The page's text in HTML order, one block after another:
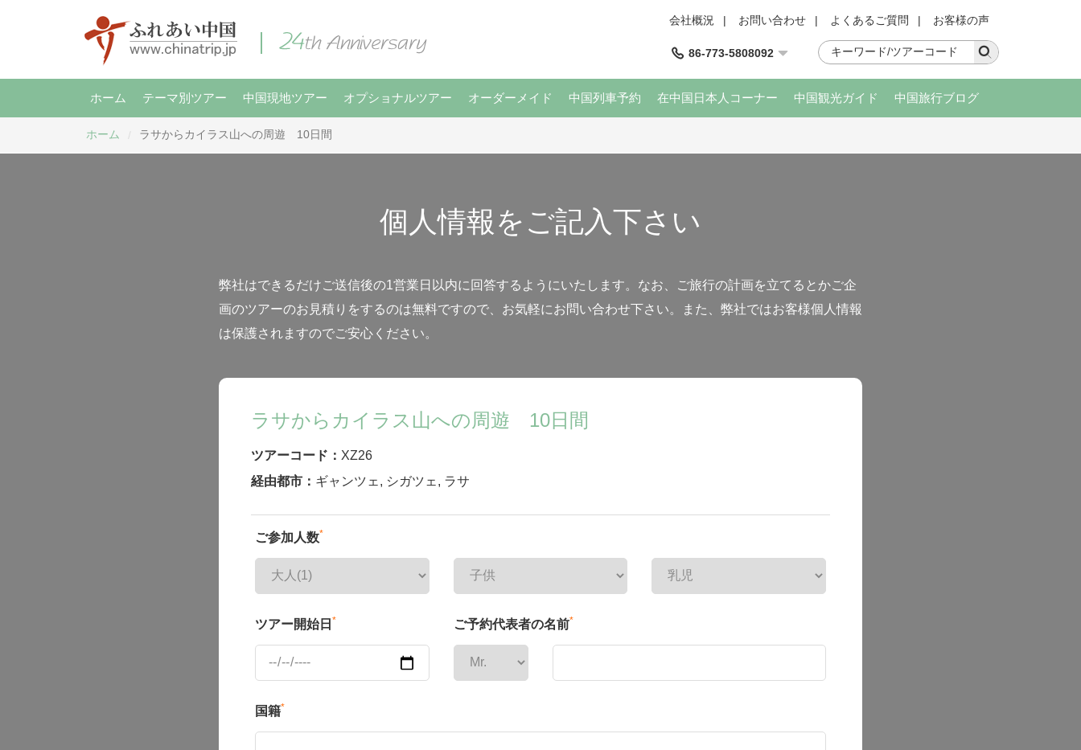
会社概況 | お問い合わせ | よくあるご質問 | お客様の声
86-773-5808092
ホーム テーマ別ツアー 中国現地ツアー オプショナルツアー オーダーメイド 中国列車予約 在中国日本人コーナー 中国観光ガイド 中国旅行ブログ
ホーム ラサからカイラス山への周遊 10日間
個人情報をご記入下さい
弊社はできるだけご送信後の1営業日以内に回答するようにいたします。なお、ご旅行の計画を立てるとかご企
画のツアーのお見積りをするのは無料ですので、お気軽にお問い合わせ下さい。また、弊社ではお客様個人情報
は保護されますのでご安心ください。
ラサからカイラス山への周遊 10日間
ツアーコード： XZ26
経由都市： ギャンツェ , シガツェ , ラサ
ご参加人数*
ツアー開始日 * ご予約代表者の名前*
国籍*